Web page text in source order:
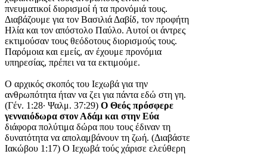
πνευματικοί διορισμοί ή τα προνόμιά τους.
Διαβάζουμε για τον Βασιλιά Δαβίδ, τον προφήτη
Ηλία και τον απόστολο Παύλο. Αυτοί οι άντρες
εκτιμούσαν τους θεόδοτους διορισμούς τους.
Παρόμοια και εμείς, αν έχουμε προνόμια
υπηρεσίας, πρέπει να τα εκτιμούμε.
Ο αρχικός σκοπός του Ιεχωβά για την
ανθρωπότητα ήταν να ζει για πάντα εδώ στη γη.
(Γέν. 1:28· Ψαλμ. 37:29) Ο Θεός πρόσφερε
γενναιόδωρα στον Αδάμ και στην Εύα
διάφορα πολύτιμα δώρα που τους έδιναν τη
δυνατότητα να απολαμβάνουν τη ζωή. (Διαβάστε
Ιακώβου 1:17) Ο Ιεχωβά τούς χάρισε ελεύθερη